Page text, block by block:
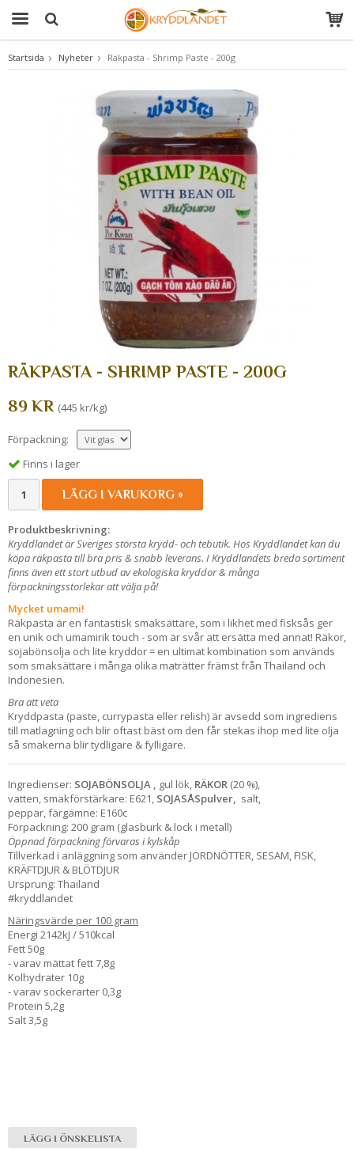
Produkten har blivit tillagd i varukorgen
Startsida Nyheter Räkpasta - Shrimp Paste - 200g
RÄKPASTA - SHRIMP PASTE - 200G
89 KR (445 kr/kg)
Förpackning:
Finns i lager
LÄGG I VARUKORG »
Produktbeskrivning:
Kryddlandet är Sveriges största krydd- och tebutik. Hos Kryddlandet kan du
köpa räkpastatill bra pris & snabb leverans. I Kryddlandets breda sortiment
finns även ett stort utbud av ekologiska kryddor & många
förpackningsstorlekar att välja på!
Mycket umami!
Räkpasta är en fantastisk smaksättare, som i likhet med fisksås ger
en unik och umamirik touch - som är svår att ersätta med annat! Räkor,
sojabönsolja och lite kryddor = en ultimat kombination som används
som smaksättare i många olika maträtter främst från Thailand och
Indonesien.
Bra att veta
Kryddpasta (paste, currypasta eller relish) är avsedd som ingrediens
till matlagning och blir oftast bäst om den får stekas ihop med lite olja
så smakerna blir tydligare & fylligare.
Ingredienser: SOJABÖNSOLJA , gul lök, RÄKOR (20 %),
vatten, smakförstärkare: E621, SOJASÅSpulver,
salt,
peppar, färgämne: E160c
Förpackning: 200 gram (glasburk & lock i metall)
Öppnad förpackning förvaras i kylskåp
Tillverkad i anläggning som använder JORDNÖTTER, SESAM, FISK,
KRÄFTDJUR & BLÖTDJUR
Ursprung: Thailand
#kryddlandet
Näringsvärde per 100 gram
Energi 2142kJ / 510kcal
Fett 50g
- varav mättat fett 7,8g
Kolhydrater 10g
- varav sockerarter 0,3g
Protein 5,2g
Salt 3,5g
LÄGG I ÖNSKELISTA